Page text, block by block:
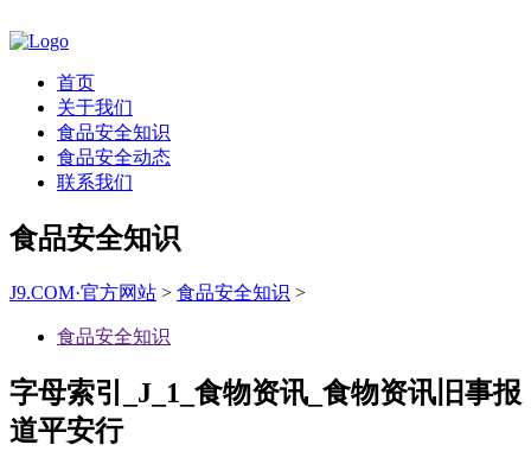
首页
关于我们
食品安全知识
食品安全动态
联系我们
食品安全知识
J9.COM·官方网站 > 食品安全知识 >
食品安全知识
字母索引_J_1_食物资讯_食物资讯旧事报
道平安行